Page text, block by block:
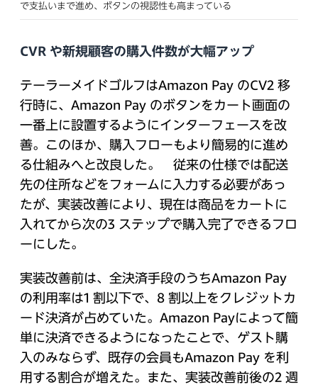
で支払いまで進め、ボタンの視認性も高まっている
CVR や新規顧客の購入件数が大幅アップ
テーラーメイドゴルフはAmazon Pay のCV2 移
行時に、Amazon Pay のボタンをカート画面の
一番上に設置するようにインターフェースを改
善。このほか、購入フローもより簡易的に進め
る仕組みへと改良した。 従来の仕様では配送
先の住所などをフォームに入力する必要があっ
たが、実装改善により、現在は商品をカートに
入れてから次の3 ステップで購入完了できるフロ
ーにした。
実装改善前は、全決済手段のうちAmazon Pay
の利用率は1 割以下で、8 割以上をクレジットカ
ード決済が占めていた。Amazon Payによって簡
単に決済できるようになったことで、ゲスト購
入のみならず、既存の会員もAmazon Pay を利
用する割合が増えた。また、実装改善前後の2 週